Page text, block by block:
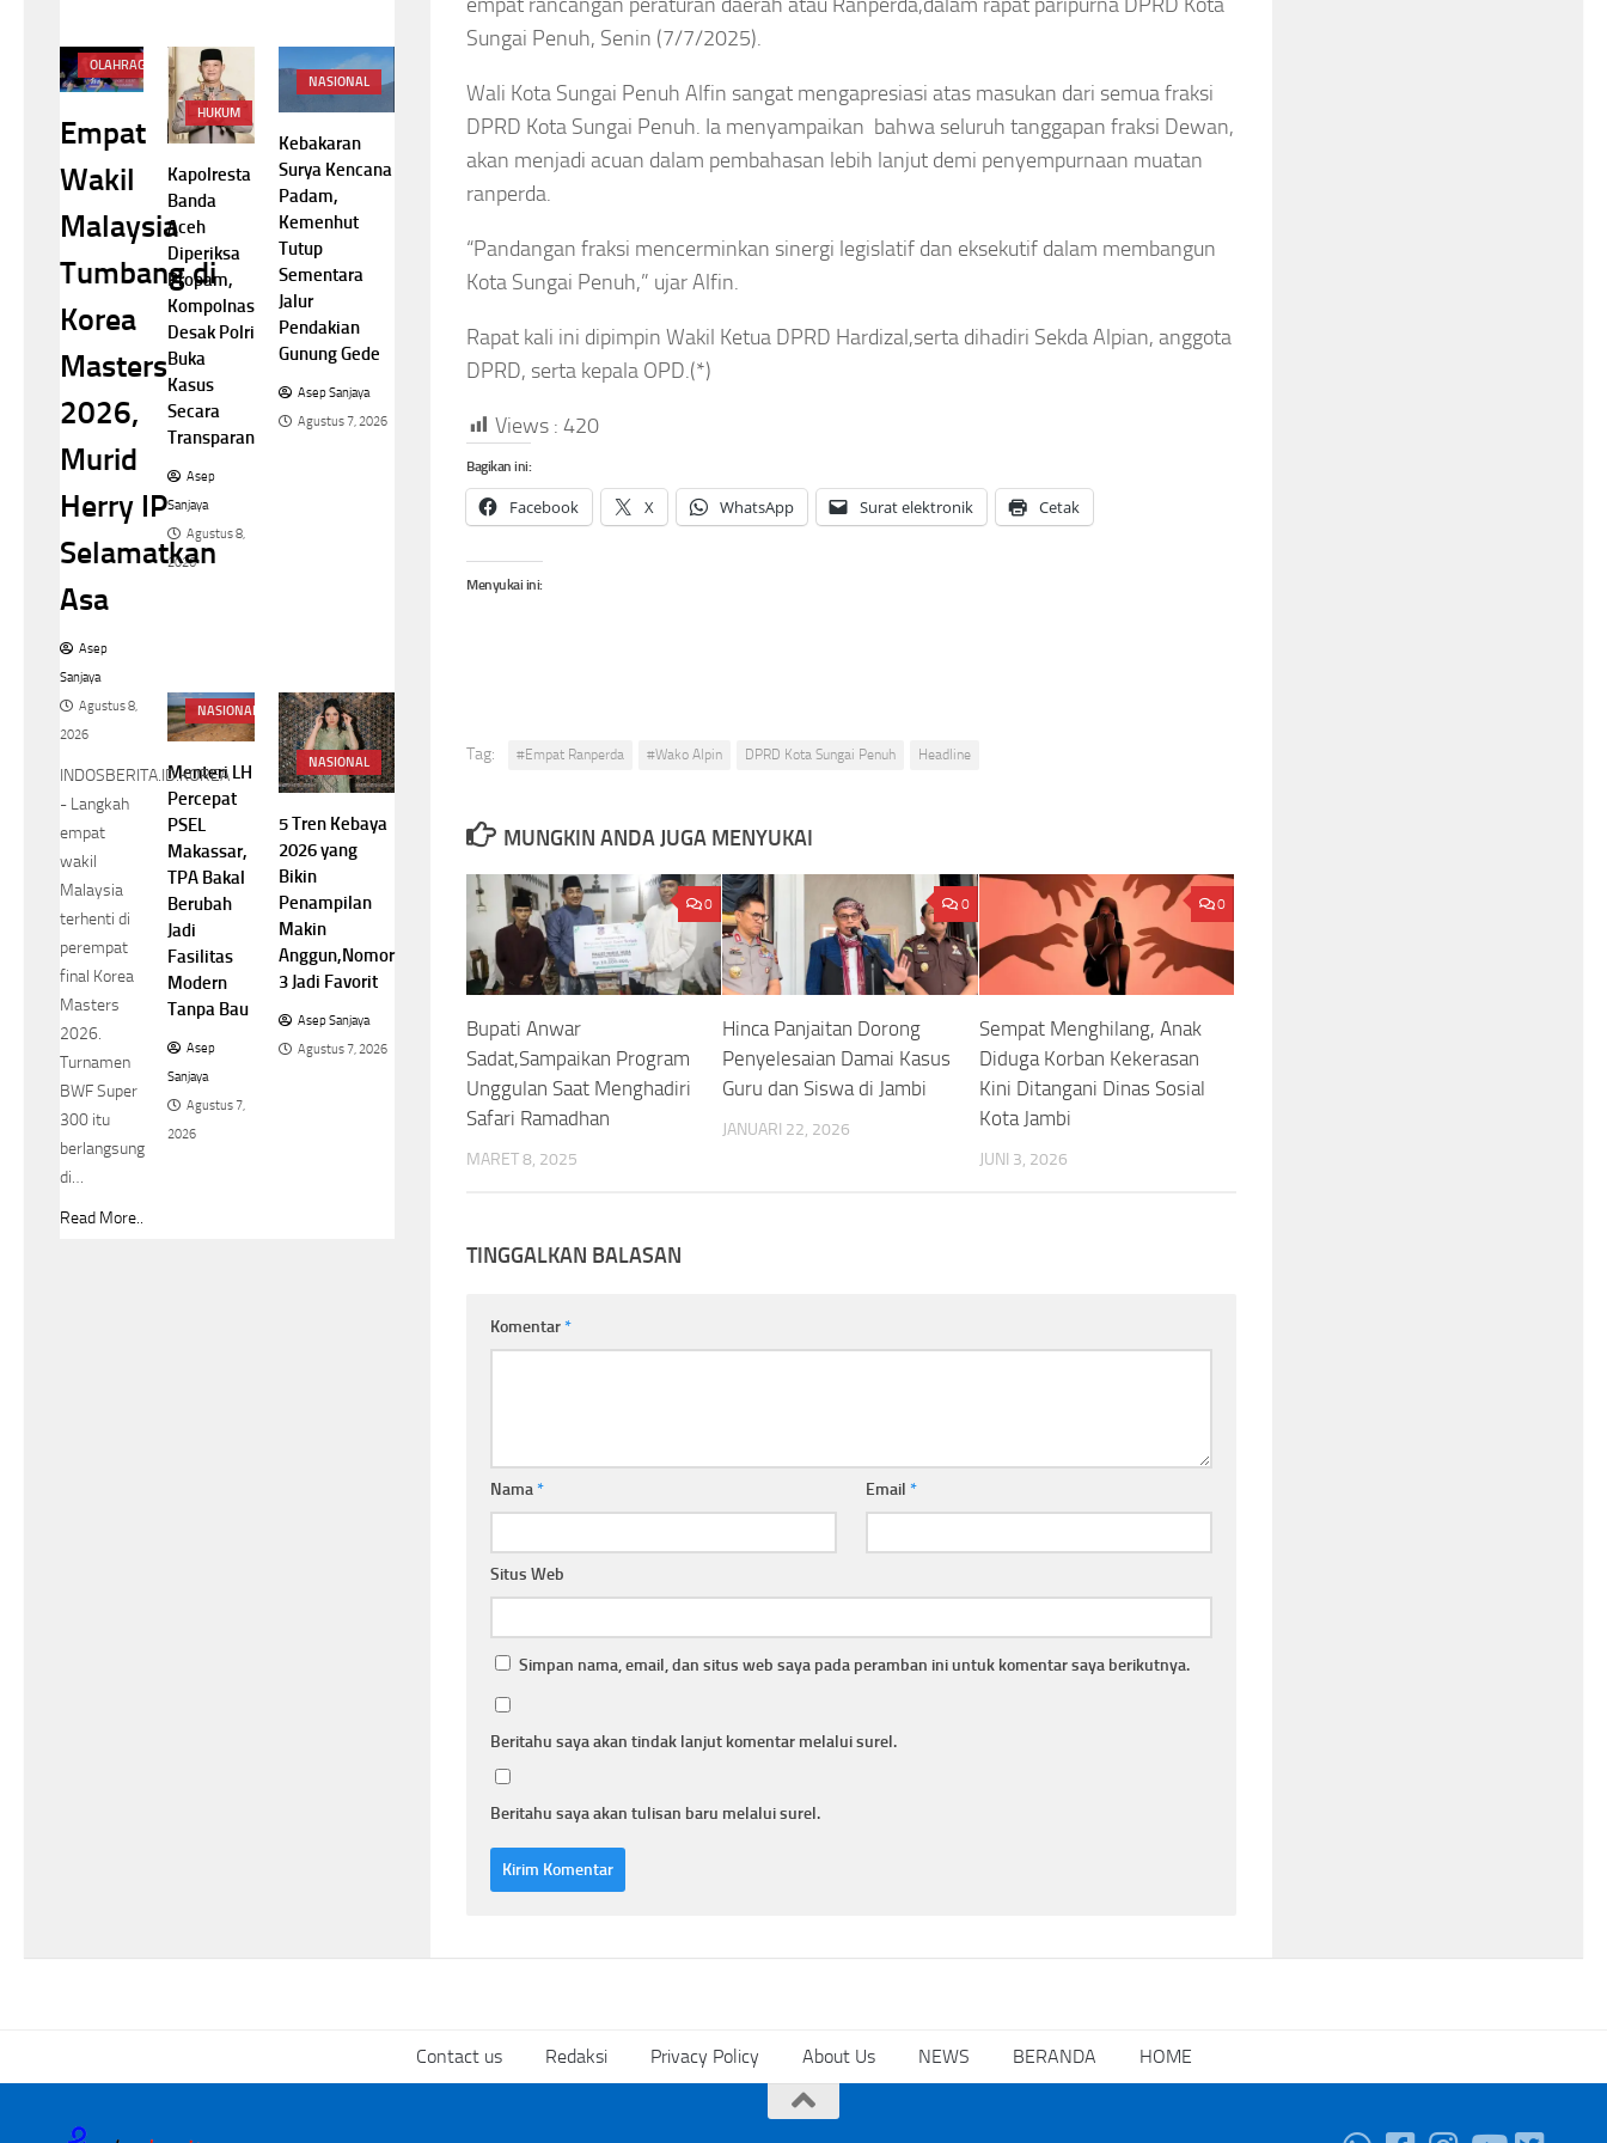
Sungai Penuh, Senin (7/7/2025).
Wali Kota Sungai Penuh Alfin sangat mengapresiasi atas masukan dari semua fraksi
DPRD Kota Sungai Penuh. Ia menyampaikan bahwa seluruh tanggapan fraksi Dewan,
akan menjadi acuan dalam pembahasan lebih lanjut demi penyempurnaan muatan
ranperda.
“Pandangan fraksi mencerminkan sinergi legislatif dan eksekutif dalam membangun
Kota Sungai Penuh,” ujar Alfin.
Rapat kali ini dipimpin Wakil Ketua DPRD Hardizal,serta dihadiri Sekda Alpian, anggota
DPRD, serta kepala OPD.(*)
Views : 420
Bagikan ini:
Facebook X WhatsApp Surat elektronik Cetak
Menyukai ini:
Tag: #Empat Ranperda #Wako Alpin DPRD Kota Sungai Penuh Headline
MUNGKIN ANDA JUGA MENYUKAI
0
Bupati Anwar
Sadat,Sampaikan Program
Unggulan Saat Menghadiri
Safari Ramadhan
MARET 8, 2025
0
Hinca Panjaitan Dorong
Penyelesaian Damai Kasus
Guru dan Siswa di Jambi
JANUARI 22, 2026
0
Sempat Menghilang, Anak
Diduga Korban Kekerasan
Kini Ditangani Dinas Sosial
Kota Jambi
JUNI 3, 2026
TINGGALKAN BALASAN
Komentar*
Nama* Email*
Situs Web
Simpan nama, email, dan situs web saya pada peramban ini untuk komentar saya berikutnya.
Beritahu saya akan tindak lanjut komentar melalui surel.
Beritahu saya akan tulisan baru melalui surel.
OLAHRAGA
Empat
Wakil
Malaysia
Tumbang di
Korea
Masters
2026,
Murid
Herry IP
Selamatkan
Asa
Asep
Sanjaya
Agustus 8,
2026
INDOSBERITA.ID.KOREA
- Langkah
empat
wakil
Malaysia
terhenti di
perempat
final Korea
Masters
2026.
Turnamen
BWF Super
300 itu
berlangsung
di…
Read More..
HUKUM
Kapolresta
Banda
Aceh
Diperiksa
Propam,
Kompolnas
Desak Polri
Buka
Kasus
Secara
Transparan
Asep
Sanjaya
Agustus 8,
2026
NASIONAL
Kebakaran
Surya Kencana
Padam,
Kemenhut
Tutup
Sementara
Jalur
Pendakian
Gunung Gede
Asep Sanjaya
Agustus 7, 2026
NASIONAL
Menteri LH
Percepat
PSEL
Makassar,
TPA Bakal
Berubah
Jadi
Fasilitas
Modern
Tanpa Bau
Asep
Sanjaya
Agustus 7,
2026
NASIONAL
5 Tren Kebaya
2026 yang
Bikin
Penampilan
Makin
Anggun,Nomor
3 Jadi Favorit
Asep Sanjaya
Agustus 7, 2026
Contact us Redaksi Privacy Policy About Us NEWS BERANDA HOME